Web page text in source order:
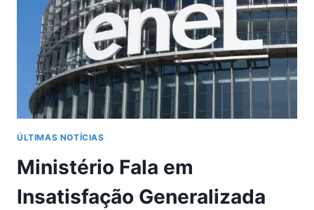
DE
SÃO
PAULO
ÚLTIMAS NOTÍCIAS
Ministério Fala em
Insatisfação Generalizada